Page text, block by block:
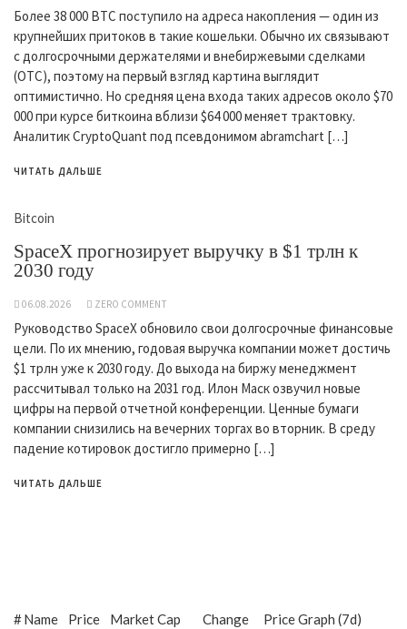
Более 38 000 BTC поступило на адреса накопления — один из
крупнейших притоков в такие кошельки. Обычно их связывают
с долгосрочными держателями и внебиржевыми сделками
(OTC), поэтому на первый взгляд картина выглядит
оптимистично. Но средняя цена входа таких адресов около $70
000 при курсе биткоина вблизи $64 000 меняет трактовку.
Аналитик CryptoQuant под псевдонимом abramchart […]
ЧИТАТЬ ДАЛЬШЕ
Bitcoin
SpaceX прогнозирует выручку в $1 трлн к
2030 году
06.08.2026 ZERO COMMENT
Руководство SpaceX обновило свои долгосрочные финансовые
цели. По их мнению, годовая выручка компании может достичь
$1 трлн уже к 2030 году. До выхода на биржу менеджмент
рассчитывал только на 2031 год. Илон Маск озвучил новые
цифры на первой отчетной конференции. Ценные бумаги
компании снизились на вечерних торгах во вторник. В среду
падение котировок достигло примерно […]
ЧИТАТЬ ДАЛЬШЕ
#Name Price Market Cap Change Price Graph (7d)